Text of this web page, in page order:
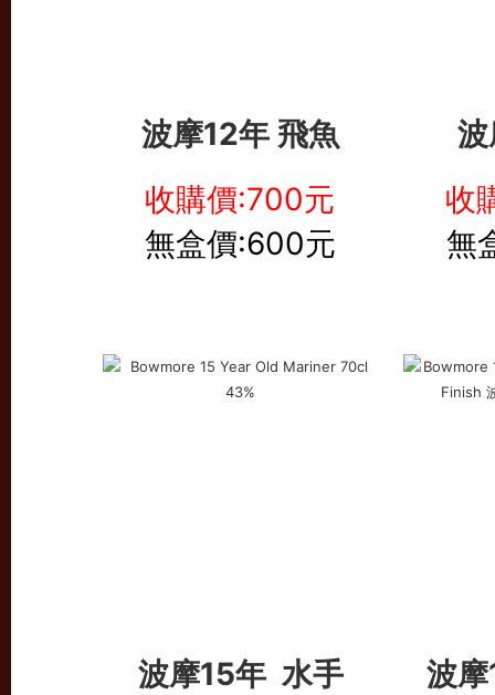
波摩12年 飛魚
收購價:700元
無盒價:600元
收
無
波摩15年 水手
波